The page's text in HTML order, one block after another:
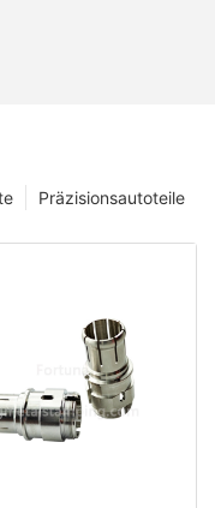
Präzisionsautoteile